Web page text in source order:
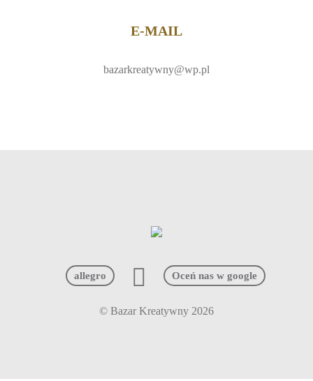
E-MAIL
bazarkreatywny@wp.pl
allegro Oceń nas w google
© Bazar Kreatywny 2026